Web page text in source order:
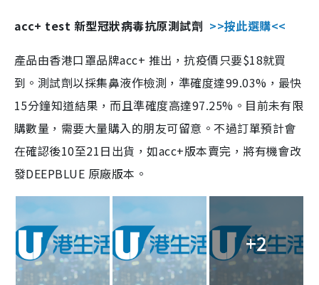
acc+ test 新型冠狀病毒抗原測試劑 >>按此選購<<
產品由香港口罩品牌acc+ 推出，抗疫價只要$18就買
到。測試劑以採集鼻液作檢測，準確度達99.03%，最快
15分鐘知道結果，而且準確度高達97.25%。目前未有限
購數量，需要大量購入的朋友可留意。不過訂單預計會
在確認後10至21日出貨，如acc+版本賣完，將有機會改
發DEEPBLUE 原廠版本。
+2